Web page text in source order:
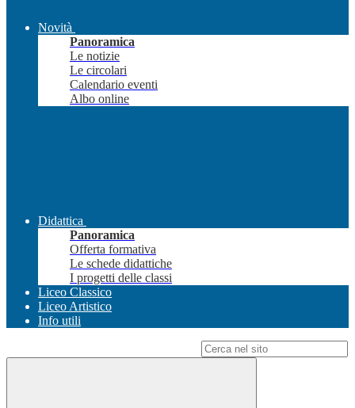
Novità
Panoramica
Le notizie
Le circolari
Calendario eventi
Albo online
Didattica
Panoramica
Offerta formativa
Le schede didattiche
I progetti delle classi
Liceo Classico
Liceo Artistico
Info utili